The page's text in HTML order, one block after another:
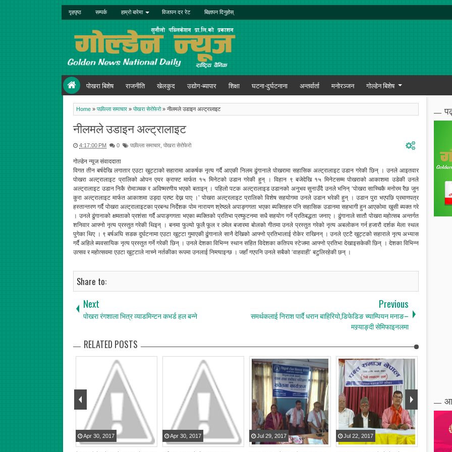
गृहपृष्ठ सम्पर्क हाम्रो बारेमा विजापन दर रेट बिज्ञापन दिनुहोस्
पोखरा बिशेष राजनीति खेलकुद उद्योग-ब्यापार शिक्षा घटना-दुर्घटनाना अन्तर्वार्ता मनोरञ्जन गोल्डेन बिशेष
Home » पछील्ला समाचार » पोखरा सेरोफेरो » नीलमले उडाइन अल्ट्रालाइट
नीलमले उडाइन अल्ट्रालाइट
4:17:00 PM 0 पछील्ला समाचार पोखरा सेरोफेरो
गोल्डेन न्यूज संवाददाता
विगत तीन बर्षदेखि लगातार एउटा खुट्टाको सहारामा आकर्षक नृत्य गर्दै आएकी निलम ढुंगानाले पोखरामा सहासिक अल्ट्रालाइट उडान गरेकी छिन् । उनले आइतवार
पोखरा अल्ट्रालाइट प्रालिको ओपन एयर क्राफ्ट मार्फत १५ मिनेटको उडान गरेकी हुन् । विहान ९ बजेदेखि १५ मिनेटसम्म पोखराको आकाशमा उडेकी उनले
अल्ट्रालाइट उडान निकै रोमाञ्चक र अविष्मरणीय भएको बताइन् । पहिलो पटक अल्ट्रालाइड उडानको अनुभव सुनाउँदै उनले भनिन् ‘पोखरा साच्चिकै मनोरम रैछ जुन
कुरा अल्ट्रालाइट मार्फत आकाशमा उड्दा प्रष्ट देख्न पाए ।’ पोखरा अल्ट्रलाइट प्रालिको विशेष सहयोगमा उनले उडान भरेकी हुन् । उडान पुरा भएपछि प्रमाणपत्र
हस्तान्तरण गर्दै पोखरा अल्ट्रालाइटका प्रबन्ध निर्देशक पोम नारायण श्रेष्ठले अपाङ्गगता भएका ब्यक्तिहरु पनि सहासिक उडानमा सहभागी हुन आएकोमा खुसी ब्यक्त गरे
। उनले ढुंगानाको क्षमताको प्रशंसा गर्दै अपाङ्गगता भएका ब्यक्तिको प्रतिभा प्रष्फुटनमा सधै सहयोग गर्ने प्रतिबद्धता जनाए । ढुंगानाले सातौ पोखरा महोत्सब अन्तर्गत
शनिवार आफ्नो नृत्य प्रस्तुत गरेकी थिइन् । बनमा फुल्यो फूलै फूल र ठमेल बजारमा बोलको गीतमा उनले प्रस्तुत गरेको नृत्य अबलोकन गर्न हजारौ दर्शक मेला स्थल
पुगेका थिए । ९ बर्षअघि सडक दुर्घटनामा एउटा खुट्टा गुमाएकी ढुंगानाले सानै देखिको आफ्नो प्रतिभालाई रोकेर राखिनन् । उनले एटटै खुट्टको सहाराले नृत्य अभ्यास
गर्दै अहिले ब्यवसायिक नृत्य प्रस्तुत गर्ने गरेकी छिन् । उनले देशका विभिन्न स्थान सहित विदेशका कतिपय स्टेजमा आफ्नो प्रतिभा देखाइसकेकी छिन् । देशका विभिन्न
उत्सव र महोत्सवमा एउटा खुट्टाले नाच्ने नर्तकीका रूपमा उनलाई निम्त्याइन्छ । जहाँ गएपनि उनले सबैको ‘वाहवाही’ बटुलिरहेकी छन् ।
Share to:
Next
पोखरा रंगशाला भित्र व्याडमिन्टन कभर्ड हल बन्ने
Previous
समर्थकलाई निराश पार्दै धरान बाहिरियो,डिफेडिङ च्याम्पियन मनाङ–
मस्र्याङ्दी सेमिफाइनलमा
RELATED POSTS
Apr 30 2017 Apr 30 2017 Jul 29 2017 Jul 22 2017